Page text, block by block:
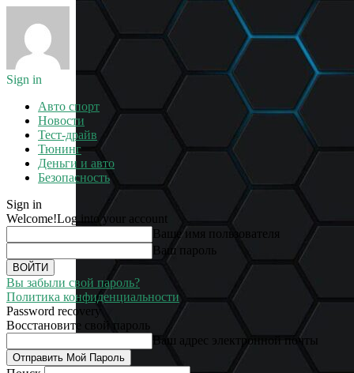
Sign in
Авто спорт
Новости
Тест-драйв
Тюнинг
Деньги и авто
Безопасность
Sign in
Welcome!Log into your account
Ваше имя пользователя
Ваш пароль
Вы забыли свой пароль?
Политика конфиденциальности
Password recovery
Восстановите свой пароль
Ваш адрес электронной почты